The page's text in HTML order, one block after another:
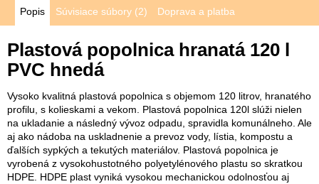
Popis Súvisiace súbory (2) Doprava a platba
Plastová popolnica hranatá 120 l
PVC hnedá
Vysoko kvalitná plastová popolnica s objemom 120 litrov, hranatého
profilu, s kolieskami a vekom. Plastová popolnica 120l slúži nielen
na ukladanie a následný vývoz odpadu, spravidla komunálneho. Ale
aj ako nádoba na uskladnenie a prevoz vody, lístia, kompostu a
ďalších sypkých a tekutých materiálov. Plastová popolnica je
vyrobená z vysokohustotného polyetylénového plastu so skratkou
HDPE. HDPE plast vyniká vysokou mechanickou odolnosťou aj